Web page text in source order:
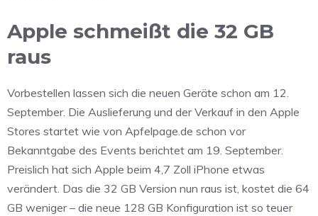
Apple schmeißt die 32 GB
raus
Vorbestellen lassen sich die neuen Geräte schon am 12.
September. Die Auslieferung und der Verkauf in den Apple
Stores startet wie von Apfelpage.de schon vor
Bekanntgabe des Events berichtet am 19. September.
Preislich hat sich Apple beim 4,7 Zoll iPhone etwas
verändert. Das die 32 GB Version nun raus ist, kostet die 64
GB weniger – die neue 128 GB Konfiguration ist so teuer